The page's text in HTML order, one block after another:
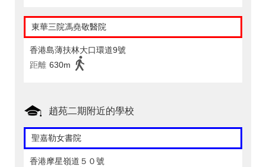
東華三院馮堯敬醫院
香港島薄扶林大口環道9號
距離 630m
趙苑二期附近的學校
聖嘉勒女書院
香港摩星嶺道５０號